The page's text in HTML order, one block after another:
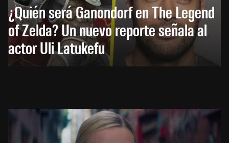
¿Quién será Ganondorf en The Legend
of Zelda? Un nuevo reporte señala al
actor Uli Latukefu